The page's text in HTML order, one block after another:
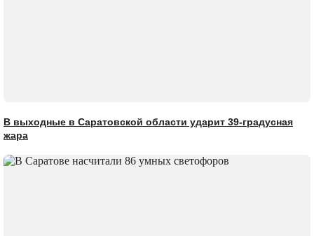
В выходные в Саратовской области ударит 39-градусная
жара